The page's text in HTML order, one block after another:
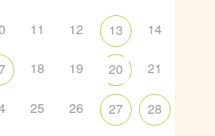
11 12 13 14
18 19 20 21
25 26 27 28